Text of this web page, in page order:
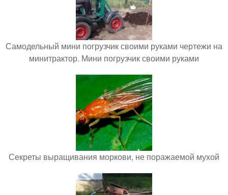
Самодельный мини погрузчик своими руками чертежи на
минитрактор. Мини погрузчик своими руками
Секреты выращивания моркови, не поражаемой мухой